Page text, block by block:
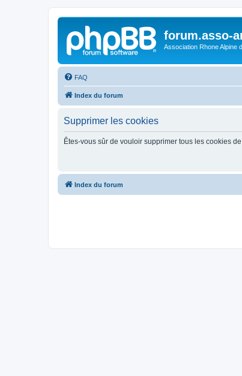
forum.asso-
Association Rhone Alpine
FAQ
Index du forum
Supprimer les cookies
Êtes-vous sûr de vouloir supprimer tous les cookies
Index du forum